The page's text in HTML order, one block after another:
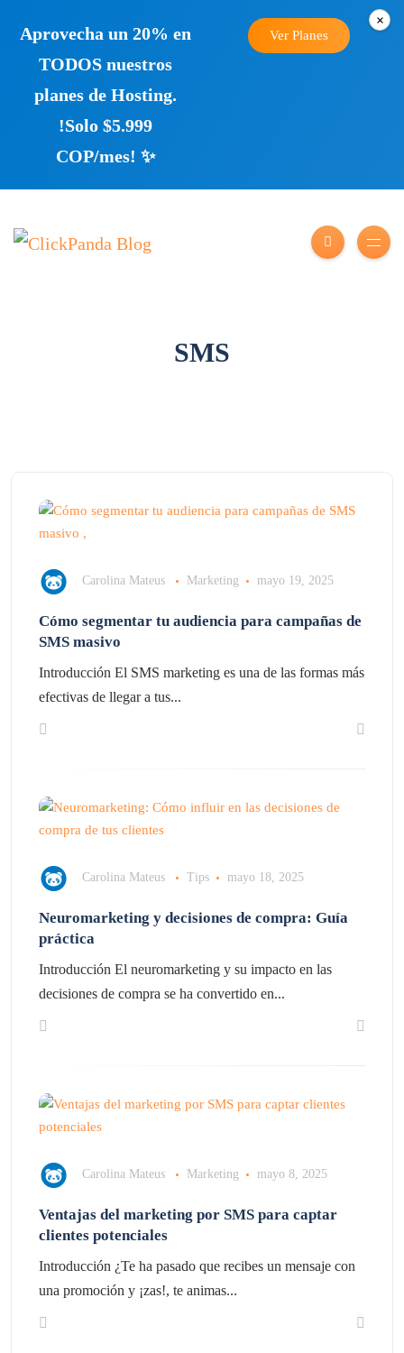
×
Aprovecha un 20% en
TODOS nuestros
planes de Hosting.
!Solo $5.999
COP/mes! ✨
Ver Planes
SMS
Carolina Mateus Marketing mayo 19, 2025
Cómo segmentar tu audiencia para campañas de
SMS masivo
Introducción El SMS marketing es una de las formas más
efectivas de llegar a tus...
Carolina Mateus Tips mayo 18, 2025
Neuromarketing y decisiones de compra: Guía
práctica
Introducción El neuromarketing y su impacto en las
decisiones de compra se ha convertido en...
Carolina Mateus Marketing mayo 8, 2025
Ventajas del marketing por SMS para captar
clientes potenciales
Introducción ¿Te ha pasado que recibes un mensaje con
una promoción y ¡zas!, te animas...